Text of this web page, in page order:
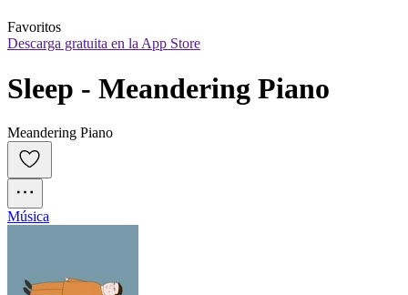
Favoritos
Descarga gratuita en la App Store
Sleep - Meandering Piano
Meandering Piano
Música